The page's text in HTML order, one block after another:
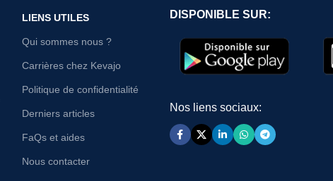
LIENS UTILES
Qui sommes nous ?
Carrières chez Kevajo
Politique de confidentialité
Derniers articles
FaQs et aides
Nous contacter
DISPONIBLE SUR:
Nos liens sociaux: